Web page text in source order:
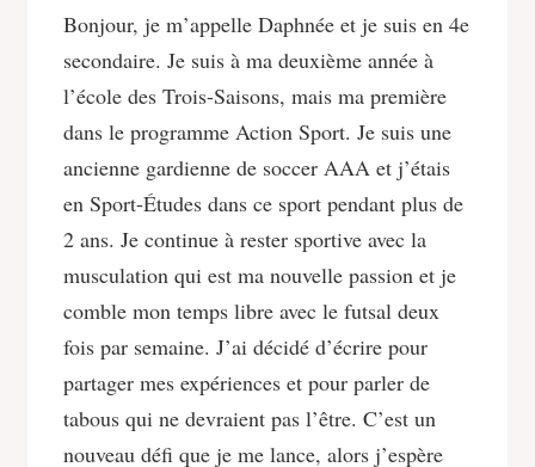
Bonjour, je m’appelle Daphnée et je suis en 4e
secondaire. Je suis à ma deuxième année à
l’école des Trois-Saisons, mais ma première
dans le programme Action Sport. Je suis une
ancienne gardienne de soccer AAA et j’étais
en Sport-Études dans ce sport pendant plus de
2 ans. Je continue à rester sportive avec la
musculation qui est ma nouvelle passion et je
comble mon temps libre avec le futsal deux
fois par semaine. J’ai décidé d’écrire pour
partager mes expériences et pour parler de
tabous qui ne devraient pas l’être. C’est un
nouveau défi que je me lance, alors j’espère